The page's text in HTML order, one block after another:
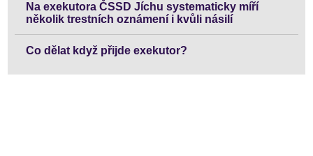
Na exekutora ČSSD Jíchu systematicky míří
několik trestních oznámení i kvůli násilí
Co dělat když přijde exekutor?